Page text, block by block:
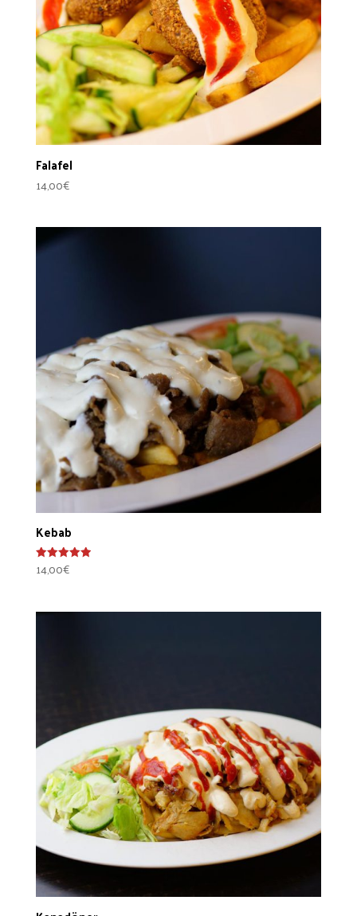
Falafel
14,00€
Kebab
Arvostelu
tuotteesta:
14,00€